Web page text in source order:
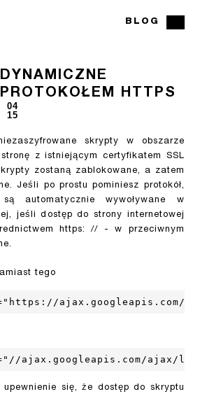
BLOG
HTTPS
04
15
skrypty w obszarze
z istniejącym certyfikatem SSL
zostaną zablokowane, a zatem
Jeśli po prostu pominiesz protokół,
automatycznie wywoływane w
jeśli dostęp do strony internetowej
https: // - w przeciwnym
tego
ajax.googleapis.com/
ajax.googleapis.com/ajax/
upewnienie się, że dostęp do skryptu